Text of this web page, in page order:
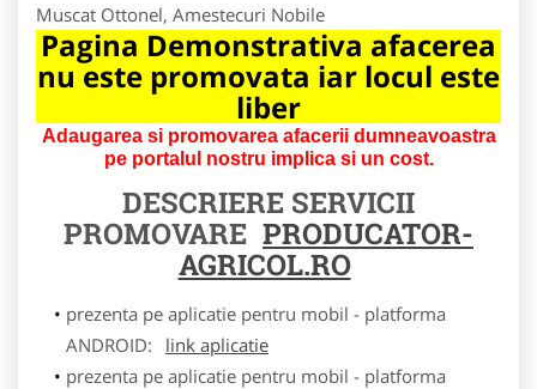
Muscat Ottonel, Amestecuri Nobile
Pagina Demonstrativa afacerea
nu este promovata iar locul este
liber
Adaugarea si promovarea afacerii dumneavoastra
pe portalul nostru implica si un cost.
DESCRIERE SERVICII
PROMOVARE PRODUCATOR-
AGRICOL.RO
prezenta pe aplicatie pentru mobil - platforma
ANDROID:
link aplicatie
prezenta pe aplicatie pentru mobil - platforma